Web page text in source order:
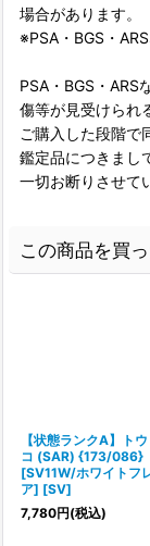
場合があります。
※PSA・BGS・
PSA・BGS・ARS
傷等が見受けられ
ご購入した段階で
鑑定品につきまし
一切お断りさせて
この商品を買
【状態ランクA】トウ
コ (SAR) {173/086}
[SV11W/ホワイトフ
ア] [SV]
7,780円(税込)